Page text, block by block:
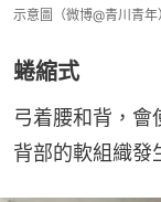
示意圖（微博@青川青年
蜷縮式
弓着腰和背，會
背部的軟組織發